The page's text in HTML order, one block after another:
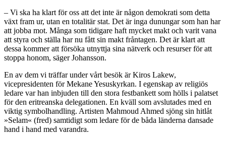
– Vi ska ha klart för oss att det inte är någon demokrati som detta
växt fram ur, utan en totalitär stat. Det är inga dunungar som han har
att jobba mot. Många som tidigare haft mycket makt och varit vana
att styra och ställa har nu fått sin makt fråntagen. Det är klart att
dessa kommer att försöka utnyttja sina nätverk och resurser för att
stoppa honom, säger Johansson.
En av dem vi träffar under vårt besök är Kiros Lakew,
vicepresidenten för Mekane Yesuskyrkan. I egenskap av religiös
ledare var han inbjuden till den stora festbankett som hölls i palatset
för den eritreanska delega­tionen. En kväll som avslutades med en
viktig symbolhandling. Artisten Mahmoud Ahmed sjöng sin hitlåt
»Selam« (fred) samtidigt som ledare för de båda länderna dansade
hand i hand med varandra.